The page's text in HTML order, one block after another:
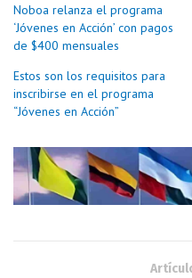
Noboa relanza el programa
‘Jóvenes en Acción’ con pagos
de $400 mensuales
Estos son los requisitos para
inscribirse en el programa
“Jóvenes en Acción”